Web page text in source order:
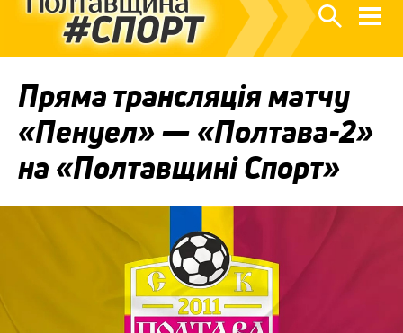
Пряма трансляція матчу
«Пенуел» — «Полтава-2»
на «Полтавщині Спорт»